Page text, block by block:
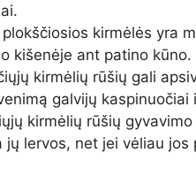
kirmėlės yra
kišenėje ant patino kūno.
kirmėlių rūšių gali
galvijų
kirmėlių rūšių
jų lervos, net jei vėliau